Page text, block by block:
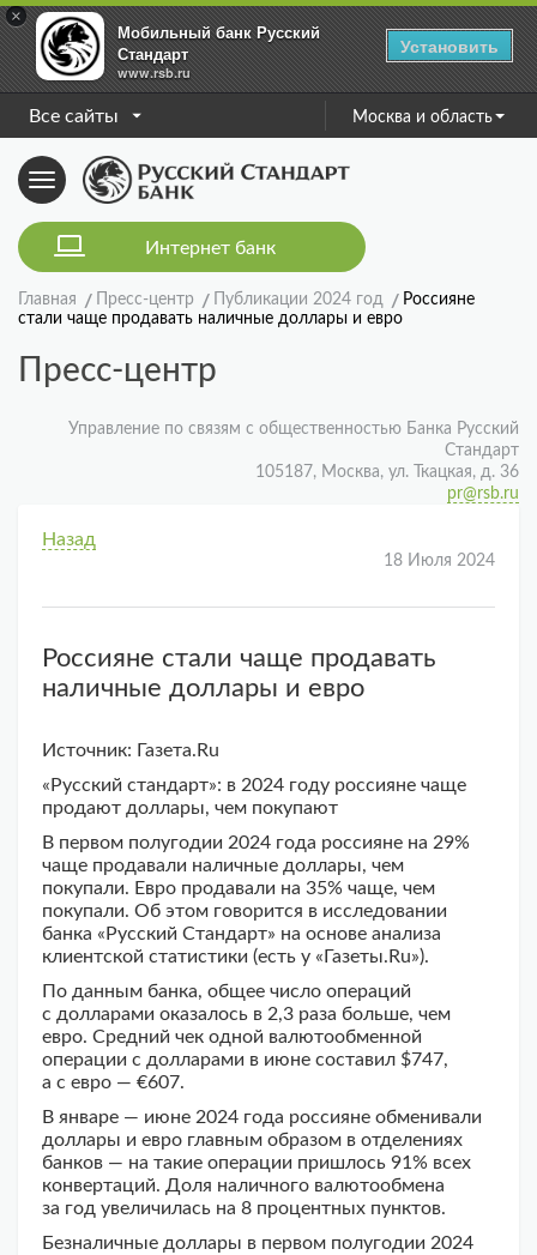
×
Мобильный банк Русский
Стандарт
www.rsb.ru
Установить
Все сайты Москва и область
Toggle
navigation
Интернет банк
Главная Пресс-центр Публикации 2024 год
Россияне
стали чаще продавать наличные доллары и евро
Пресс-центр
Управление по связям с общественностью Банка Русский
Стандарт
105187, Москва, ул. Ткацкая, д. 36
pr@rsb.ru
Назад
18 Июля 2024
Россияне стали чаще продавать
наличные доллары и евро
Источник: Газета.Ru
«Русский стандарт»: в 2024 году россияне чаще
продают доллары, чем покупают
В первом полугодии 2024 года россияне на 29%
чаще продавали наличные доллары, чем
покупали. Евро продавали на 35% чаще, чем
покупали. Об этом говорится в исследовании
банка «Русский Стандарт» на основе анализа
клиентской статистики (есть у «Газеты.Ru»).
По данным банка, общее число операций
с долларами оказалось в 2,3 раза больше, чем
евро. Средний чек одной валютообменной
операции с долларами в июне составил $747,
а с евро — €607.
В январе — июне 2024 года россияне обменивали
доллары и евро главным образом в отделениях
банков — на такие операции пришлось 91% всех
конвертаций. Доля наличного валютообмена
за год увеличилась на 8 процентных пунктов.
Безналичные доллары в первом полугодии 2024